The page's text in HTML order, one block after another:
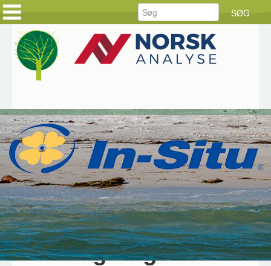
FORSIDE
PRODUKTER
LØSNINGER
FORSIDE
KUNDEHISTORIER
DOWNLOAD
JOB HOS CKE
OM CKE
KONTAKT OS
Hjem
Produkter In-Situ Aqua TROLL 800
Aqua TROLL® 800 Multiparametersonde
Overvågning af